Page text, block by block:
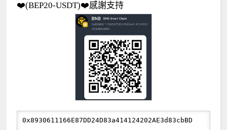
❤️(BEP20-USDT)❤️感謝支持